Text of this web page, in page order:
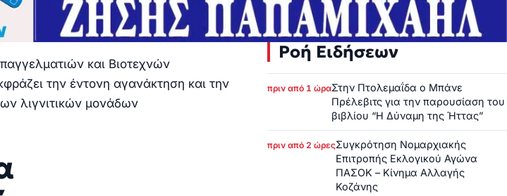
και Βιοτεχνών
την έντονη αγανάκτηση και την
λιγνιτικών μονάδων
Ροή Ειδήσεων
πριν από 1 ώραΣτην Πτολεμαΐδα ο Μπάνε
Πρέλεβιτς για την παρουσίαση του
βιβλίου “Η Δύναμη της Ήττας”
πριν από 2 ώρεςΣυγκρότηση Νομαρχιακής
Επιτροπής Εκλογικού Αγώνα
ΠΑΣΟΚ – Κίνημα Αλλαγής
Κοζάνης